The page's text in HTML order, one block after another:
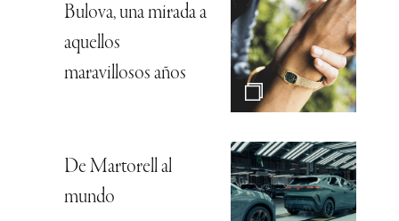
Bulova, una mirada a
aquellos
maravillosos años
De Martorell al
mundo